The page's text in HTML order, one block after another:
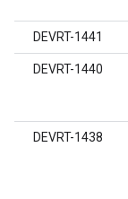
DEVRT-1441
DEVRT-1440
DEVRT-1438